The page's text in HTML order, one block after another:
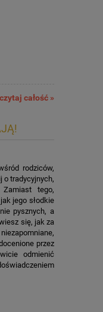
czytaj całość »
rodziców,
o tradycyjnych,
tego,
jego słodkie
pysznych, a
się, jak za
przez
odmienić